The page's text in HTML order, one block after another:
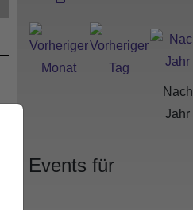
Nach
Jahr
Events für